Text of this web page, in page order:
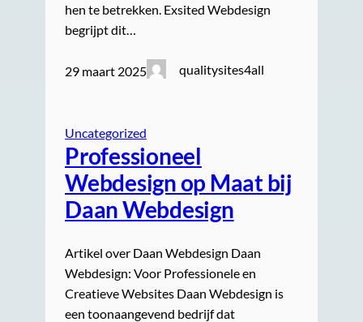
hen te betrekken. Exsited Webdesign
begrijpt dit…
29 maart 2025 qualitysites4all
Uncategorized
Professioneel
Webdesign op Maat bij
Daan Webdesign
Artikel over Daan Webdesign Daan
Webdesign: Voor Professionele en
Creatieve Websites Daan Webdesign is
een toonaangevend bedrijf dat